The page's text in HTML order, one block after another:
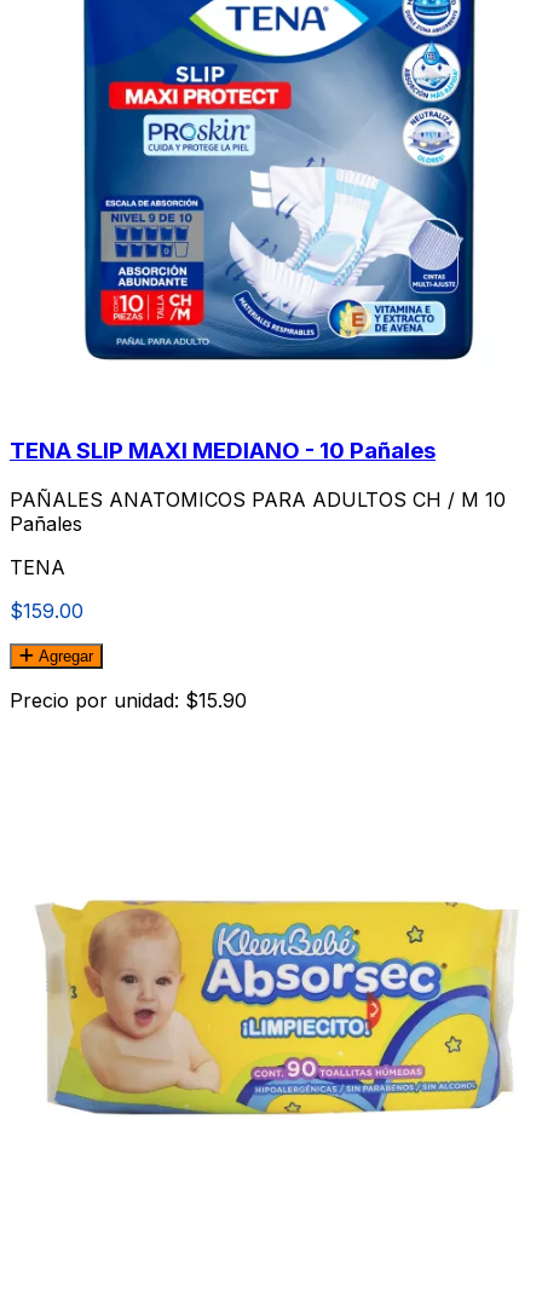
TENA SLIP MAXI MEDIANO - 10 Pañales
PAÑALES ANATOMICOS PARA ADULTOS CH / M 10
Pañales
TENA
$159.00
Agregar
Precio por unidad: $15.90